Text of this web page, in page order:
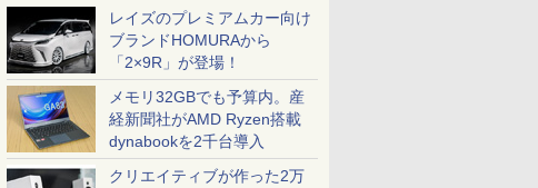
レイズのプレミアムカー向け
ブランドHOMURAから
「2×9R」が登場！
メモリ32GBでも予算内。産
経新聞社がAMD Ryzen搭載
dynabookを2千台導入
クリエイティブが作った2万